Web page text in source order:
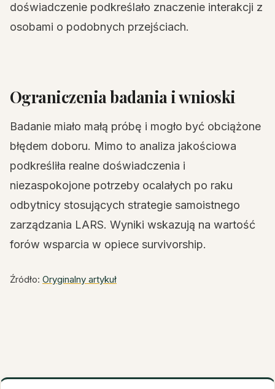
doświadczenie podkreślało znaczenie interakcji z
osobami o podobnych przejściach.
Ograniczenia badania i wnioski
Badanie miało małą próbę i mogło być obciążone
błędem doboru. Mimo to analiza jakościowa
podkreśliła realne doświadczenia i
niezaspokojone potrzeby ocalałych po raku
odbytnicy stosujących strategie samoistnego
zarządzania LARS. Wyniki wskazują na wartość
forów wsparcia w opiece survivorship.
Źródło: Oryginalny artykuł